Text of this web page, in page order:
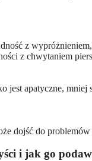
z
z chwytaniem
jest apatyczne, mniej
dojść do
i jak go